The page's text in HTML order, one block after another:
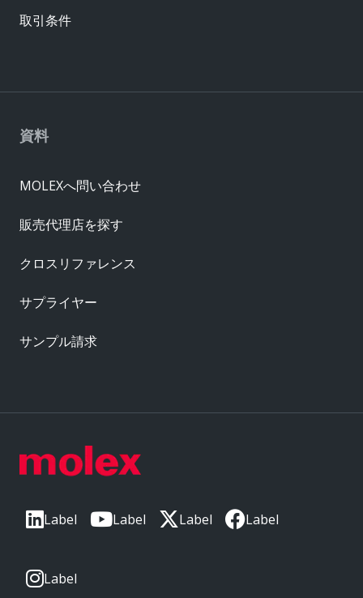
Label Label Label Label
Label
資料
MOLEXへ問い合わせ
販売代理店を探す
クロスリファレンス
サプライヤー
サンプル請求
取引条件